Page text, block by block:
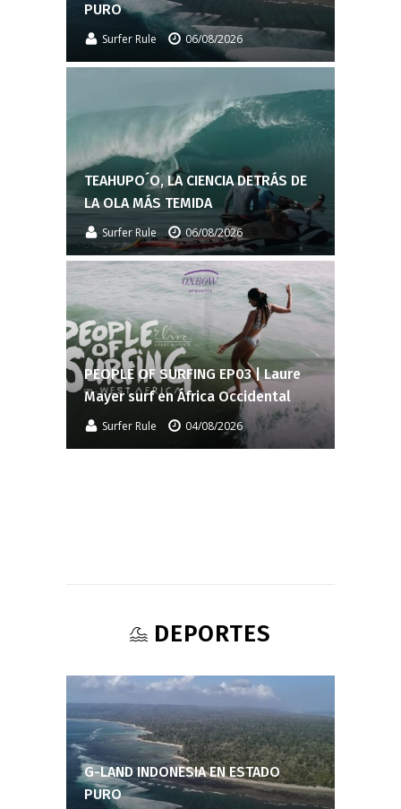
PURO
Surfer Rule 06/08/2026
TEAHUPO´O, LA CIENCIA DETRÁS DE
LA OLA MÁS TEMIDA
Surfer Rule 06/08/2026
PEOPLE OF SURFING EP03 | Laure
Mayer surf en África Occidental
Surfer Rule 04/08/2026
DEPORTES
G-LAND INDONESIA EN ESTADO
PURO